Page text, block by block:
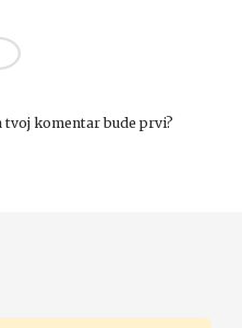
tvoj komentar bude prvi?